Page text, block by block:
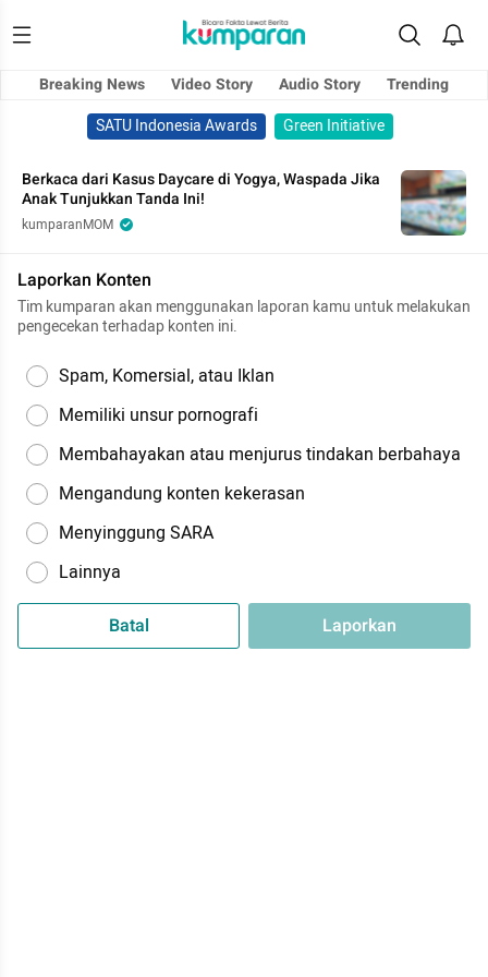
Breaking News Video Story Audio Story
Trending
SATU Indonesia Awards
Green Initiative
Berkaca dari Kasus Daycare di Yogya, Waspada Jika
Anak Tunjukkan Tanda Ini!
kumparanMOM
Laporkan Konten
Tim kumparan akan menggunakan laporan kamu untuk melakukan
pengecekan terhadap konten ini.
Spam, Komersial, atau Iklan
Memiliki unsur pornografi
Membahayakan atau menjurus tindakan berbahaya
Mengandung konten kekerasan
Menyinggung SARA
Lainnya
Batal Laporkan